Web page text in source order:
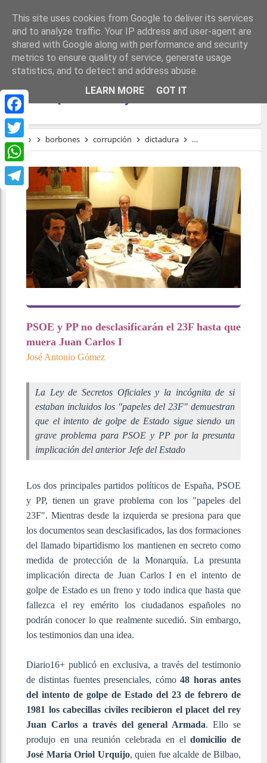
Facebook
Twitter
WhatsApp
Telegram
PSOE Y PP NO DESCLASIFICARÁN EL 23F
HASTA QUE MUERA JUAN CARLOS I
Inicio borbones corrupción dictadura Golpe de Estado
PSOE y PP no desclasificarán el 23F hasta que
muera Juan Carlos I
José Antonio Gómez
La Ley de Secretos Oficiales y la incógnita de si
estaban incluidos los "papeles del 23F" demuestran
que el intento de golpe de Estado sigue siendo un
grave problema para PSOE y PP por la presunta
implicación del anterior Jefe del Estado
Los dos principales partidos políticos de España, PSOE
y PP, tienen un grave problema con los "papeles del
23F". Mientras desde la izquierda se presiona para que
los documentos sean desclasificados, las dos formaciones
del llamado bipartidismo los mantienen en secreto como
medida de protección de la Monarquía. La presunta
implicación directa de Juan Carlos I en el intento de
golpe de Estado es un freno y todo indica que hasta que
fallezca el rey emérito los ciudadanos españoles no
podrán conocer lo que realmente sucedió. Sin embargo,
los testimonios dan una idea.
Diario16+ publicó en exclusiva, a través del testimonio
de distintas fuentes presenciales, cómo48 horas antes
del intento de golpe de Estado del 23 de febrero de
1981 los cabecillas civiles recibieron el placet del rey
Juan Carlos a través del general Armada. Ello se
produjo en una reunión celebrada en eldomicilio de
José María Oriol Urquijo, quien fue alcalde de Bilbao,
This site uses cookies from Google to deliver its services
and to analyze traffic. Your IP address and user-agent are
shared with Google along with performance and security
metrics to ensure quality of service, generate usage
statistics, and to detect and address abuse.
LEARN MORE
GOT IT